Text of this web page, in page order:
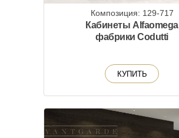
Композиция: 129-717
Кабинеты Alfaomega
фабрики Codutti
КУПИТЬ